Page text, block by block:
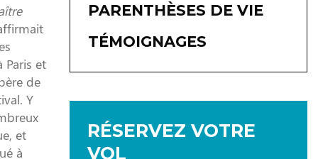
Paris et
de
Y
et
à
PARENTHÈSES DE VIE
TÉMOIGNAGES
RÉSERVEZ VOTRE
VOL